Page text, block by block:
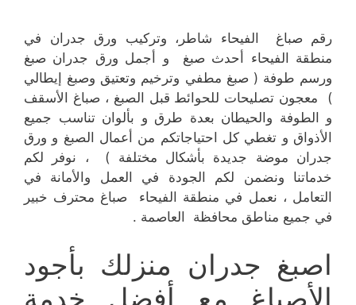
رقم صباغ الفيحاء شاطر، وتركيب ورق جدران في
منطقة الفيحاء أحدث صبغ و أجمل ورق جدران صبغ
ورسم طوفة ( صبغ مطفي وترخيم وتعتيق وصبغ إيطالي
) معجون تصليحات للحوائط قبل الصبغ ، صباغ الأسقف
و الطوفة والحيطان بعدة طرق و بألوان تناسب جميع
الأذواق و تغطي كل احتياجاتكم من أعمال الصبغ و ورق
جدران موضة جديدة بأشكال مختلفة ) ، نوفر لكم
خدماتنا ونضمن لكم الجودة في العمل والأمانة في
التعامل ، نعمل في منطقة الفيحاء صباغ محترف خبير
في جميع مناطق محافظة العاصمة .
اصبغ جدران منزلك بأجود
الأصباغ مع أفضل خدمة